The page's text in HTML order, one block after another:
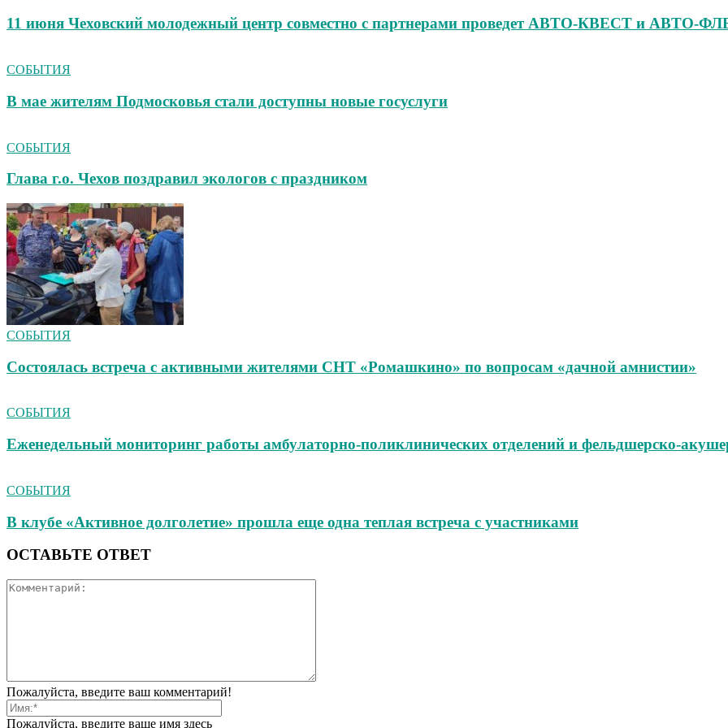
11 июня Чеховский молодежный центр совместно с партнерами проведет АВТО‑КВЕСТ и
СОБЫТИЯ
В мае жителям Подмосковья стали доступны новые госуслуги
СОБЫТИЯ
Глава г.о. Чехов поздравил экологов с праздником
СОБЫТИЯ
Состоялась встреча с активными жителями СНТ «Ромашкино» по вопросам «дачной амнистии»
СОБЫТИЯ
Еженедельный мониторинг работы амбулаторно‑поликлинических отделений и
СОБЫТИЯ
В клубе «Активное долголетие» прошла еще одна теплая встреча с участниками
ОСТАВЬТЕ ОТВЕТ
Пожалуйста, введите ваш комментарий!
Пожалуйста, введите ваше имя здесь